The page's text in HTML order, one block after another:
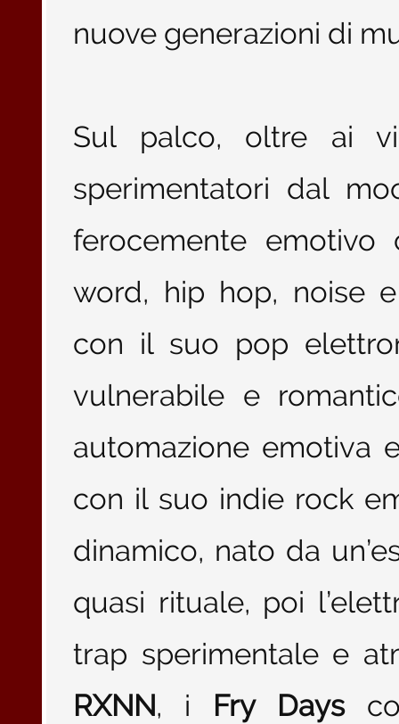
nuove generazioni di
Sul palco, oltre ai
sperimentatori dal
ferocemente
word, hip hop, noise
con il suo pop
vulnerabile e
automazione emotiva
con il suo indie rock
dinamico, nato da
quasi rituale, poi
trap sperimentale e
RXNN, i Fry Days